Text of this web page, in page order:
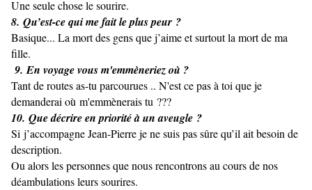
Une seule chose le sourire.
8. Qu’est-ce qui me fait le plus peur ?
Basique... La mort des gens que j’aime et surtout la mort de ma
fille.
9. En voyage vous m'emmèneriez où ?
Tant de routes as-tu parcourues .. N'est ce pas à toi que je
demanderai où m'emmènerais tu ???
10. Que décrire en priorité à un aveugle ?
Si j’accompagne Jean-Pierre je ne suis pas sûre qu’il ait besoin de
description.
Ou alors les personnes que nous rencontrons au cours de nos
déambulations leurs sourires.